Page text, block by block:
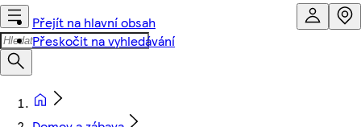
Přejít na hlavní obsah
Přeskočit na vyhledávání